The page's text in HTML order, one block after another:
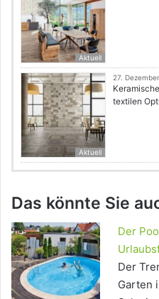
Aktuell
Aktuell
27.
textilen
Das könnte Sie
Der
Der
Garten